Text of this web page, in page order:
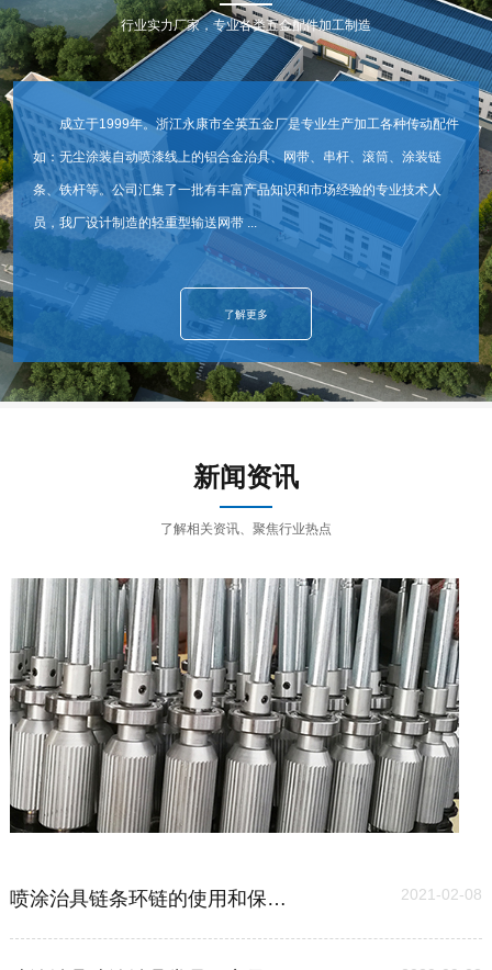
行业实力厂家，专业各类五金配件加工制造
成立于1999年。浙江永康市全英五金厂是专业生产加工各种传动配件
如：无尘涂装自动喷漆线上的铝合金治具、网带、串杆、滚筒、涂装链
条、铁杆等。公司汇集了一批有丰富产品知识和市场经验的专业技术人
员，我厂设计制造的轻重型输送网带 ...
了解更多
新闻资讯
了解相关资讯、聚焦行业热点
喷涂治具链条环链的使用和保养维护 2021-02-08